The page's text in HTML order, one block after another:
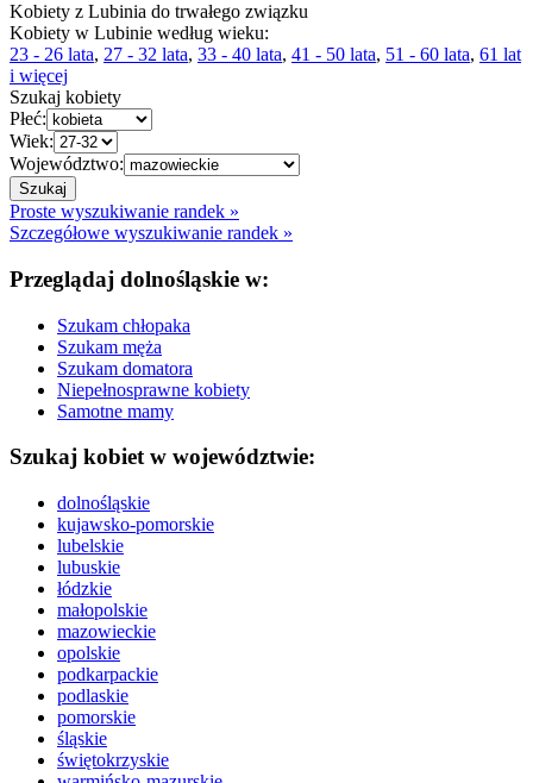
Kobiety z Lubinia do trwałego związku
Kobiety w Lubinie według wieku:
23 - 26 lata, 27 - 32 lata, 33 - 40 lata, 41 - 50 lata, 51 - 60 lata, 61 lat
i więcej
Szukaj kobiety
Płeć:
Wiek:
Województwo:
Proste wyszukiwanie randek »
Szczegółowe wyszukiwanie randek »
Przeglądaj dolnośląskie w:
Szukam chłopaka
Szukam męża
Szukam domatora
Niepełnosprawne kobiety
Samotne mamy
Szukaj kobiet w województwie:
dolnośląskie
kujawsko-pomorskie
lubelskie
lubuskie
łódzkie
małopolskie
mazowieckie
opolskie
podkarpackie
podlaskie
pomorskie
śląskie
świętokrzyskie